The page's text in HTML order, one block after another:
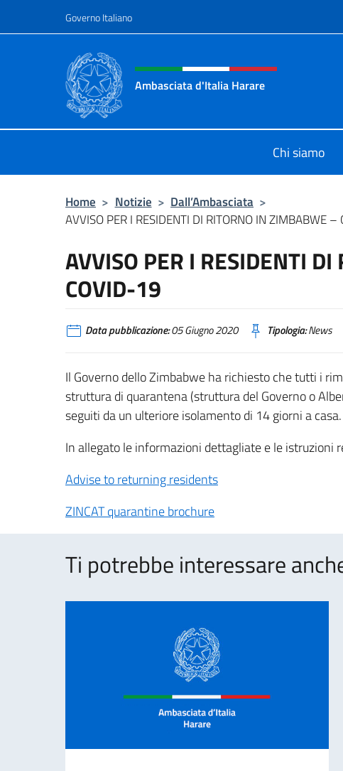
Governo Italiano
Intestazione sito, social e
Ambasciata d'Italia Harare
Chi siamo
Home > Notizie > Dall’Ambasciata >
AVVISO PER I RESIDENTI DI RITORNO IN ZIMBABWE
AVVISO PER I RESIDENTI
COVID-19
Data pubblicazione:05 Giugno 2020 Tipologia:News
Il Governo dello Zimbabwe ha richiesto che tutti i
struttura di quarantena (struttura del Governo o
seguiti da un ulteriore isolamento di 14 giorni a casa.
In allegato le informazioni dettagliate e le istruzioni
Advise to returning residents
ZINCAT quarantine brochure
Ti potrebbe interessare